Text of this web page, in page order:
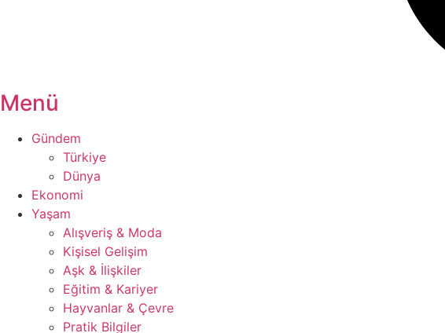
Menü
Gündem
Türkiye
Dünya
Ekonomi
Yaşam
Alışveriş & Moda
Kişisel Gelişim
Aşk & İlişkiler
Eğitim & Kariyer
Hayvanlar & Çevre
Pratik Bilgiler